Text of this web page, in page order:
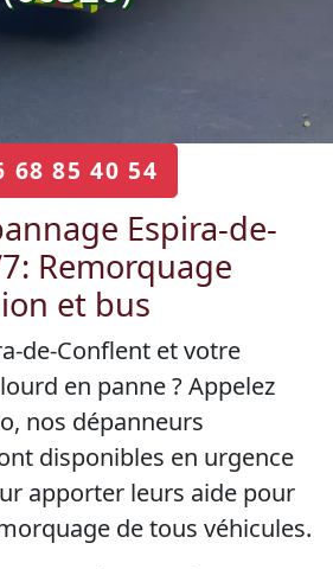
68 85 40 54
Espira-de-
Remorquage
et bus
de-Conflent et votre
en panne ? Appelez
nos dépanneurs
disponibles en urgence
apporter leurs aide pour
de tous véhicules.